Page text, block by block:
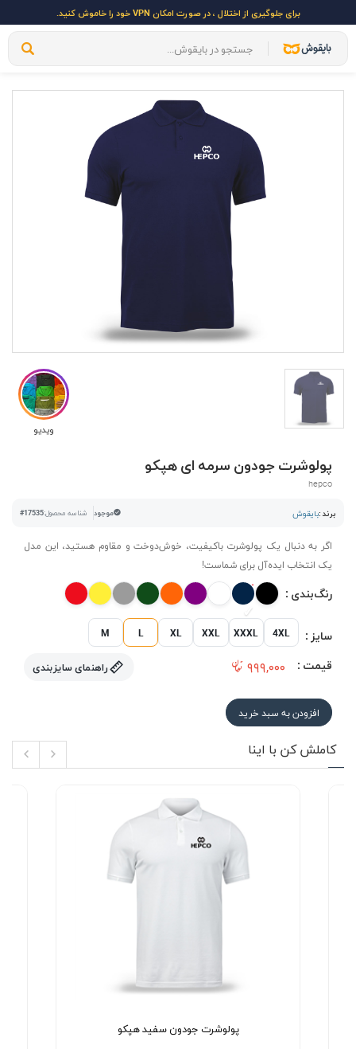
برای جلوگیری از اختلال ، در صورت امکان VPN خود را خاموش کنید.
ویدیو
پولوشرت جودون سرمه ای هپکو
hepco
برند :بایقوش موجود شناسه محصول:#17535
اگر به دنبال یک پولوشرت باکیفیت، خوش‌دوخت و مقاوم هستید، این مدل
یک انتخاب ایده‌آل برای شماست!
رنگ‌بندی :
سایز : M L XL XXL XXXL 4XL
قیمت : ۹۹۹,۰۰۰ راهنمای سایزبندی
افزودن به سبد خرید
کاملش کن با اینا
پولوشرت جودون سفید هپکو